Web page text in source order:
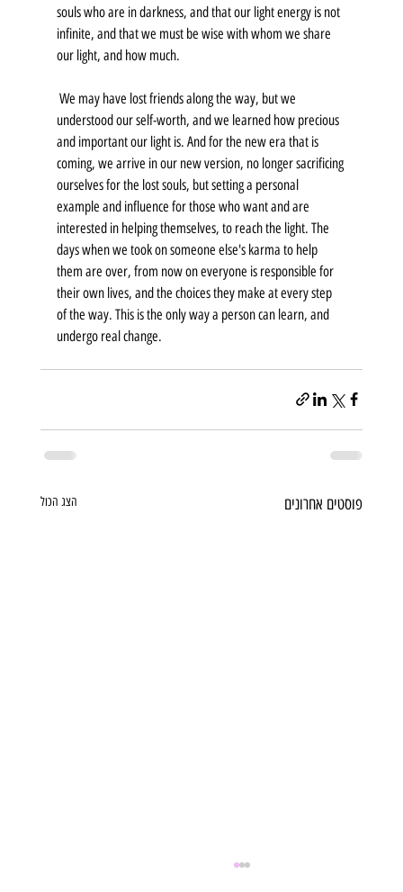
souls who are in darkness, and that our light energy is not
infinite, and that we must be wise with whom we share
our light, and how much.
understood our self-worth, and we learned how precious
and important our light is. And for the new era that is
coming, we arrive in our new version, no longer sacrificing
ourselves for the lost souls, but setting a personal
example and influence for those who want and are
interested in helping themselves, to reach the light. The
days when we took on someone else's karma to help
them are over, from now on everyone is responsible for
their own lives, and the choices they make at every step
of the way. This is the only way a person can learn, and
undergo real change.
פוסטים אחרונים הצג הכול